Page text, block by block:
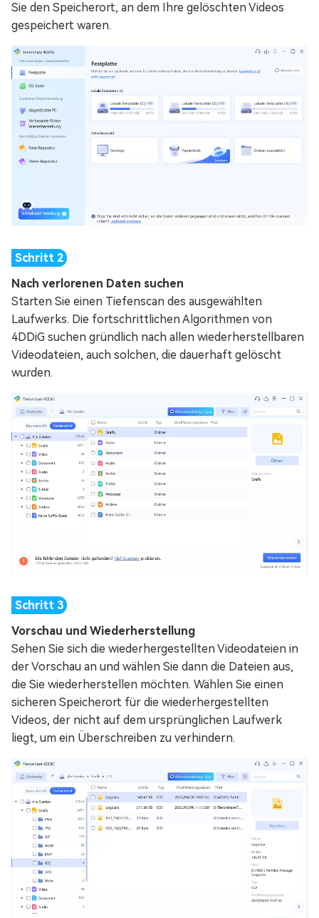
Sie den Speicherort, an dem Ihre gelöschten Videos
gespeichert waren.
Nach verlorenen Daten suchen
Starten Sie einen Tiefenscan des ausgewählten
Laufwerks. Die fortschrittlichen Algorithmen von
4DDiG suchen gründlich nach allen wiederherstellbaren
Videodateien, auch solchen, die dauerhaft gelöscht
wurden.
Vorschau und Wiederherstellung
Sehen Sie sich die wiederhergestellten Videodateien in
der Vorschau an und wählen Sie dann die Dateien aus,
die Sie wiederherstellen möchten. Wählen Sie einen
sicheren Speicherort für die wiederhergestellten
Videos, der nicht auf dem ursprünglichen Laufwerk
liegt, um ein Überschreiben zu verhindern.